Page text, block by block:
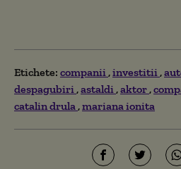
Etichete: companii investitii
despagubiri astaldi aktor
catalin drula mariana ionita